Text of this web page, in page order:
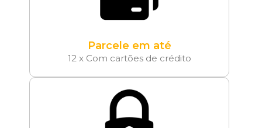
Parcele em até
12 x Com cartões de crédito